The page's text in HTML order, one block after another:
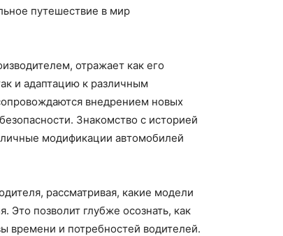
путешествие в мир
отражает как его
и адаптацию к различным
внедрением новых
Знакомство с историей
модификации автомобилей
рассматривая, какие модели
Это позволит глубже осознать, как
времени и потребностей водителей.